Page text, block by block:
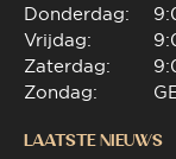
Donderdag:
Vrijdag:
Zaterdag:
Zondag:
LAATSTE NIEUWS